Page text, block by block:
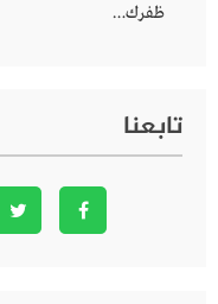
ظفرك…
تابعنا